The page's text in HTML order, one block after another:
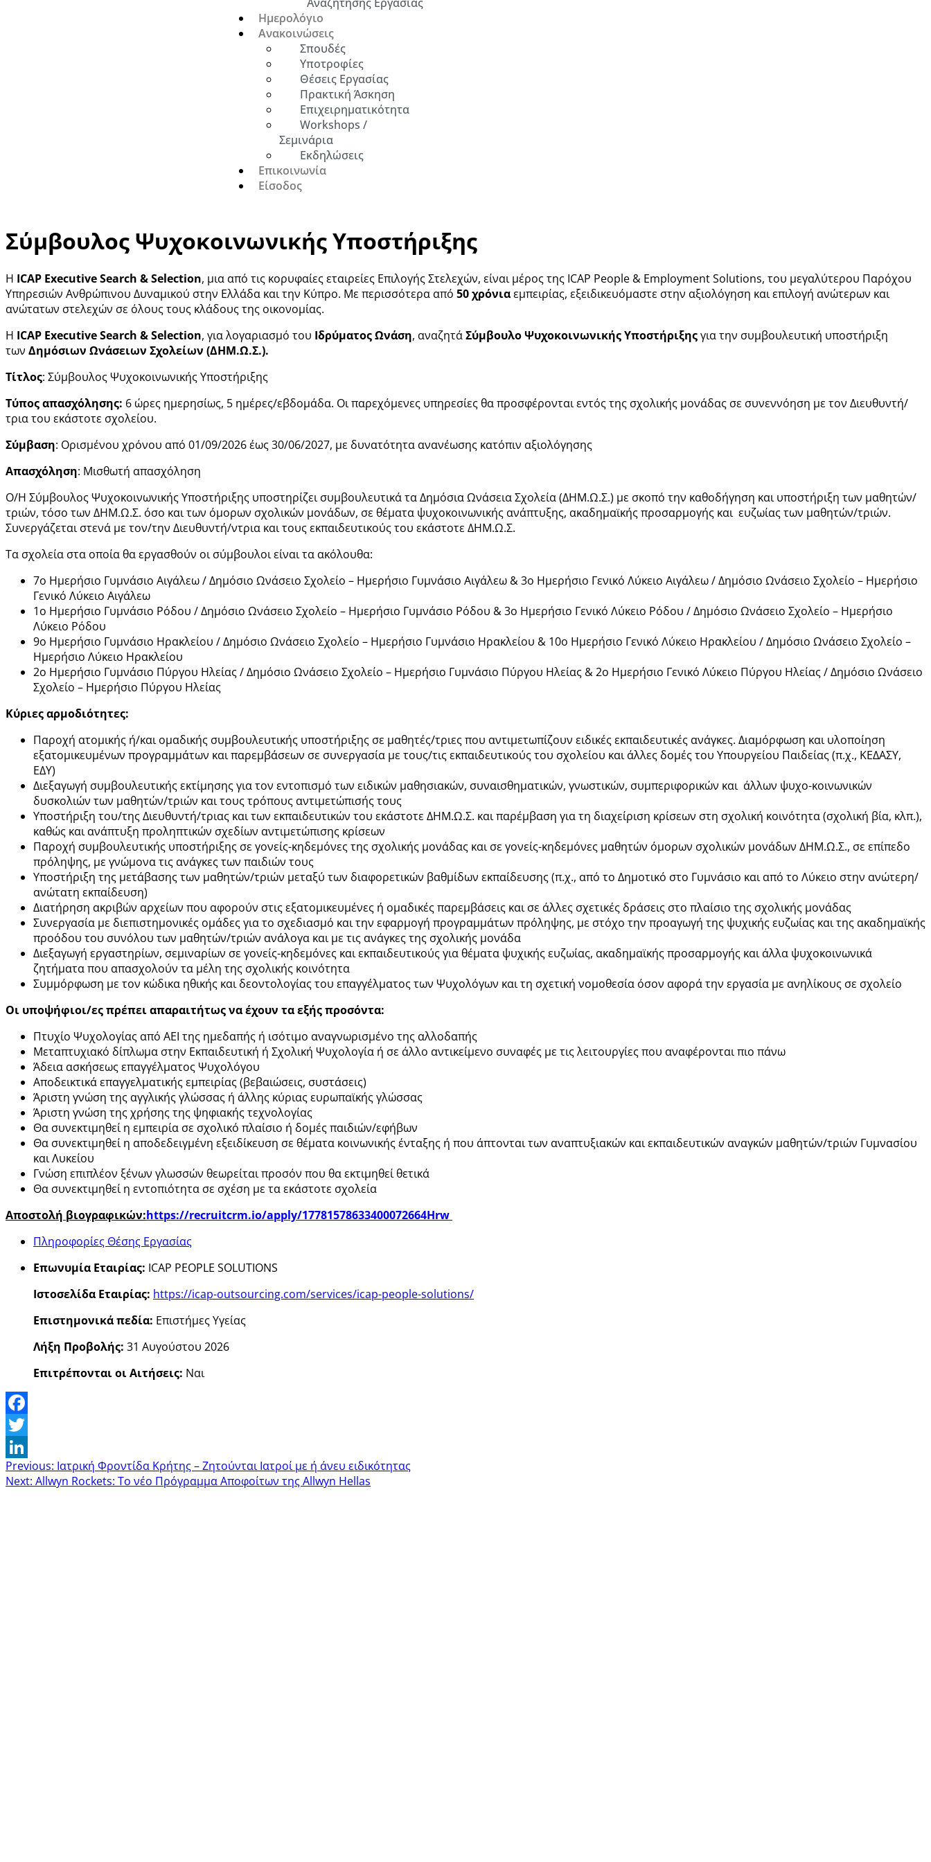
Ημερολόγιο
Ανακοινώσεις
Σπουδές
Υποτροφίες
Θέσεις Εργασίας
Πρακτική Άσκηση
Επιχειρηματικότητα
Workshops /
Σεμινάρια
Εκδηλώσεις
Επικοινωνία
Είσοδος
Σύμβουλος Ψυχοκοινωνικής Υποστήριξης
H ICAP ExecutiveSearch & Selection, μια από τις κορυφαίες εταιρείες Επιλογής Στελεχών, είναι μέρος της ICAP People & Employment Solutions, του μεγαλύτερου Παρόχου
Υπηρεσιών Ανθρώπινου Δυναμικού στην Ελλάδα και την Κύπρο. Με περισσότερα από 50 χρόνιαεμπειρίας, εξειδικευόμαστε στην αξιολόγηση και επιλογή ανώτερων και
ανώτατων στελεχών σε όλους τους κλάδους της οικονομίας.
Η ICAP ExecutiveSearch & Selection, για λογαριασμό του Ιδρύματος Ωνάση, αναζητάΣύμβουλο Ψυχοκοινωνικής Υποστήριξηςγια την συμβουλευτική υποστήριξη
των Δημόσιων Ωνάσειων Σχολείων (ΔΗΜ.Ω.Σ.).
Τίτλος: Σύμβουλος Ψυχοκοινωνικής Υποστήριξης
Τύπος απασχόλησης: 6 ώρες ημερησίως, 5 ημέρες/εβδομάδα. Οι παρεχόμενες υπηρεσίες θα προσφέρονται εντός της σχολικής μονάδας σε συνεννόηση με τον Διευθυντή/
τρια του εκάστοτε σχολείου.
Σύμβαση: Ορισμένου χρόνου από 01/09/2026 έως 30/06/2027, με δυνατότητα ανανέωσης κατόπιν αξιολόγησης
Απασχόληση: Μισθωτή απασχόληση
Ο/Η Σύμβουλος Ψυχοκοινωνικής Υποστήριξης υποστηρίζει συμβουλευτικά τα Δημόσια Ωνάσεια Σχολεία (ΔΗΜ.Ω.Σ.) με σκοπό την καθοδήγηση και υποστήριξη των μαθητών/
τριών, τόσο των ΔΗΜ.Ω.Σ. όσο και των όμορων σχολικών μονάδων, σε θέματα ψυχοκοινωνικής ανάπτυξης, ακαδημαϊκής προσαρμογής και ευζωίας των μαθητών/τριών.
Συνεργάζεται στενά με τον/την Διευθυντή/ντρια και τους εκπαιδευτικούς του εκάστοτε ΔΗΜ.Ω.Σ.
Τα σχολεία στα οποία θα εργασθούν οι σύμβουλοι είναι τα ακόλουθα:
7ο Ημερήσιο Γυμνάσιο Αιγάλεω / Δημόσιο Ωνάσειο Σχολείο – Ημερήσιο Γυμνάσιο Αιγάλεω & 3ο Ημερήσιο Γενικό Λύκειο Αιγάλεω / Δημόσιο Ωνάσειο Σχολείο – Ημερήσιο
Γενικό Λύκειο Αιγάλεω
1ο Ημερήσιο Γυμνάσιο Ρόδου / Δημόσιο Ωνάσειο Σχολείο – Ημερήσιο Γυμνάσιο Ρόδου & 3ο Ημερήσιο Γενικό Λύκειο Ρόδου / Δημόσιο Ωνάσειο Σχολείο – Ημερήσιο
Λύκειο Ρόδου
9ο Ημερήσιο Γυμνάσιο Ηρακλείου / Δημόσιο Ωνάσειο Σχολείο – Ημερήσιο Γυμνάσιο Ηρακλείου & 10ο Ημερήσιο Γενικό Λύκειο Ηρακλείου / Δημόσιο Ωνάσειο Σχολείο –
Ημερήσιο Λύκειο Ηρακλείου
2ο Ημερήσιο Γυμνάσιο Πύργου Ηλείας / Δημόσιο Ωνάσειο Σχολείο – Ημερήσιο Γυμνάσιο Πύργου Ηλείας & 2ο Ημερήσιο Γενικό Λύκειο Πύργου Ηλείας / Δημόσιο Ωνάσειο
Σχολείο – Ημερήσιο Πύργου Ηλείας
Κύριες αρμοδιότητες:
Παροχή ατομικής ή/και ομαδικής συμβουλευτικής υποστήριξης σε μαθητές/τριες που αντιμετωπίζουν ειδικές εκπαιδευτικές ανάγκες. Διαμόρφωση και υλοποίηση
εξατομικευμένων προγραμμάτων και παρεμβάσεων σε συνεργασία με τους/τις εκπαιδευτικούς του σχολείου και άλλες δομές του Υπουργείου Παιδείας (π.χ., ΚΕΔΑΣΥ,
ΕΔΥ)
Διεξαγωγή συμβουλευτικής εκτίμησης για τον εντοπισμό των ειδικών μαθησιακών, συναισθηματικών, γνωστικών, συμπεριφορικών και άλλων ψυχο-κοινωνικών
δυσκολιών των μαθητών/τριών και τους τρόπους αντιμετώπισής τους
Υποστήριξη του/της Διευθυντή/τριας και των εκπαιδευτικών του εκάστοτε ΔΗΜ.Ω.Σ. και παρέμβαση για τη διαχείριση κρίσεων στη σχολική κοινότητα (σχολική βία, κλπ.),
καθώς και ανάπτυξη προληπτικών σχεδίων αντιμετώπισης κρίσεων
Παροχή συμβουλευτικής υποστήριξης σε γονείς-κηδεμόνες της σχολικής μονάδας και σε γονείς-κηδεμόνες μαθητών όμορων σχολικών μονάδων ΔΗΜ.Ω.Σ., σε επίπεδο
πρόληψης, με γνώμονα τις ανάγκες των παιδιών τους
Υποστήριξη της μετάβασης των μαθητών/τριών μεταξύ των διαφορετικών βαθμίδων εκπαίδευσης (π.χ., από το Δημοτικό στο Γυμνάσιο και από το Λύκειο στην ανώτερη/
ανώτατη εκπαίδευση)
Διατήρηση ακριβών αρχείων που αφορούν στις εξατομικευμένες ή ομαδικές παρεμβάσεις και σε άλλες σχετικές δράσεις στο πλαίσιο της σχολικής μονάδας
Συνεργασία με διεπιστημονικές ομάδες για το σχεδιασμό και την εφαρμογή προγραμμάτων πρόληψης, με στόχο την προαγωγή της ψυχικής ευζωίας και της ακαδημαϊκής
προόδου του συνόλου των μαθητών/τριών ανάλογα και με τις ανάγκες της σχολικής μονάδα
Διεξαγωγή εργαστηρίων, σεμιναρίων σε γονείς-κηδεμόνες και εκπαιδευτικούς για θέματα ψυχικής ευζωίας, ακαδημαϊκής προσαρμογής και άλλα ψυχοκοινωνικά
ζητήματα που απασχολούν τα μέλη της σχολικής κοινότητα
Συμμόρφωση με τον κώδικα ηθικής και δεοντολογίας του επαγγέλματος των Ψυχολόγων και τη σχετική νομοθεσία όσον αφορά την εργασία με ανηλίκους σε σχολείο
Οι υποψήφιοι/ες πρέπει απαραιτήτως να έχουν τα εξής προσόντα:
Πτυχίο Ψυχολογίας από ΑΕΙ της ημεδαπής ή ισότιμο αναγνωρισμένο της αλλοδαπής
Μεταπτυχιακό δίπλωμα στην Εκπαιδευτική ή Σχολική Ψυχολογία ή σε άλλο αντικείμενο συναφές με τις λειτουργίες που αναφέρονται πιο πάνω
Άδεια ασκήσεως επαγγέλματος Ψυχολόγου
Αποδεικτικά επαγγελματικής εμπειρίας (βεβαιώσεις, συστάσεις)
Άριστη γνώση της αγγλικής γλώσσας ή άλλης κύριας ευρωπαϊκής γλώσσας
Άριστη γνώση της χρήσης της ψηφιακής τεχνολογίας
Θα συνεκτιμηθεί η εμπειρία σε σχολικό πλαίσιο ή δομές παιδιών/εφήβων
Θα συνεκτιμηθεί η αποδεδειγμένη εξειδίκευση σε θέματα κοινωνικής ένταξης ή που άπτονται των αναπτυξιακών και εκπαιδευτικών αναγκών μαθητών/τριών Γυμνασίου
και Λυκείου
Γνώση επιπλέον ξένων γλωσσών θεωρείται προσόν που θα εκτιμηθεί θετικά
Θα συνεκτιμηθεί η εντοπιότητα σε σχέση με τα εκάστοτε σχολεία
Αποστολή βιογραφικών:https://recruitcrm.io/apply/17781578633400072664Hrw
Πληροφορίες Θέσης Εργασίας
Επωνυμία Εταιρίας: ICAP PEOPLE SOLUTIONS
Ιστοσελίδα Εταιρίας: https://icap-outsourcing.com/services/icap-people-solutions/
Επιστημονικά πεδία: Επιστήμες Υγείας
Λήξη Προβολής: 31 Αυγούστου 2026
Επιτρέπονται οι Αιτήσεις: Ναι
Facebook
Twitter
LinkedIn
Previous: Ιατρική Φροντίδα Κρήτης – Ζητούνται Ιατροί με ή άνευ ειδικότητας
Next: Allwyn Rockets: Το νέο Πρόγραμμα Αποφοίτων της Allwyn Hellas